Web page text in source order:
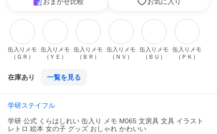
缶入りメモ
（ＧＲ）
缶入りメモ
（ＹＥ）
缶入りメモ
（ＢＲ）
缶入りメモ
（ＮＶ）
缶入りメモ
（ＢＵ）
缶入りメモ
（ＰＫ）
在庫あり 一覧を見る
学研ステイフル
学研 公式 くらはしれい 缶入り メモ M065 文房具 文具 イラスト
レトロ 絵本 女の子 グッズ おしゃれ かわいい